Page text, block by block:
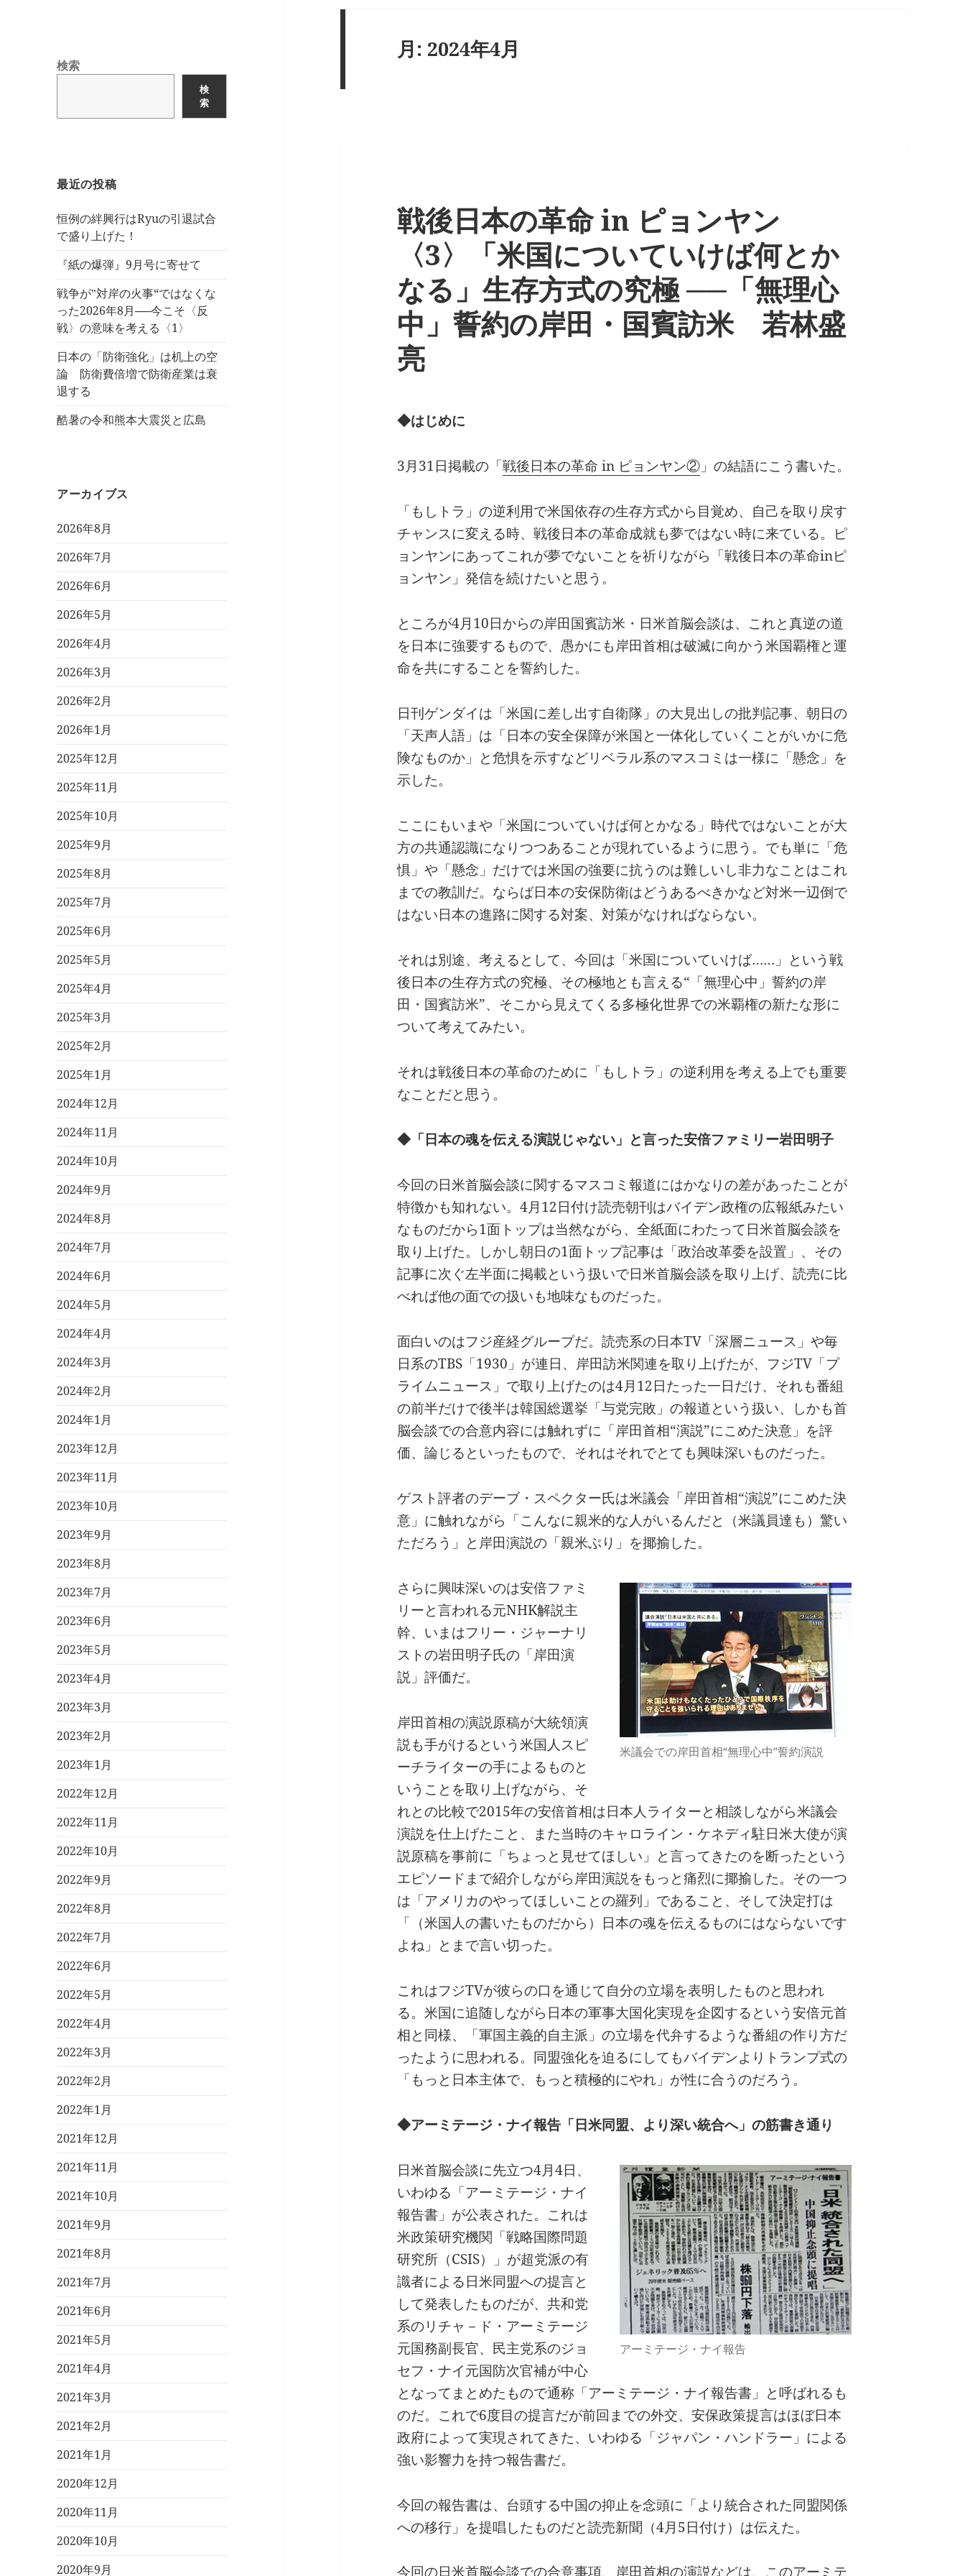
検索
検
索
最近の投稿
恒例の絆興行はRyuの引退試合
で盛り上げた！
『紙の爆弾』9月号に寄せて
戦争が‟対岸の火事“ではなくな
った2026年8月──今こそ〈反
戦〉の意味を考える〈1〉
日本の「防衛強化」は机上の空
論 防衛費倍増で防衛産業は衰
退する
酷暑の令和熊本大震災と広島
アーカイブス
2026年8月
2026年7月
2026年6月
2026年5月
2026年4月
2026年3月
2026年2月
2026年1月
2025年12月
2025年11月
2025年10月
2025年9月
2025年8月
2025年7月
2025年6月
2025年5月
2025年4月
2025年3月
2025年2月
2025年1月
2024年12月
2024年11月
2024年10月
2024年9月
2024年8月
2024年7月
2024年6月
2024年5月
2024年4月
2024年3月
2024年2月
2024年1月
2023年12月
2023年11月
2023年10月
2023年9月
2023年8月
2023年7月
2023年6月
2023年5月
2023年4月
2023年3月
2023年2月
2023年1月
2022年12月
2022年11月
2022年10月
2022年9月
2022年8月
2022年7月
2022年6月
2022年5月
2022年4月
2022年3月
2022年2月
2022年1月
2021年12月
2021年11月
2021年10月
2021年9月
2021年8月
2021年7月
2021年6月
2021年5月
2021年4月
2021年3月
2021年2月
2021年1月
2020年12月
2020年11月
2020年10月
2020年9月
月: 2024年4月
戦後日本の革命 in ピョンヤン
〈3〉「米国についていけば何とか
なる」生存方式の究極 ──「無理心
中」誓約の岸田・国賓訪米 若林盛
亮
◆はじめに
3月31日掲載の「戦後日本の革命 in ピョンヤン② 」の結語にこう書いた。
「もしトラ」の逆利用で米国依存の生存方式から目覚め、自己を取り戻す
チャンスに変える時、戦後日本の革命成就も夢ではない時に来ている。ピ
ョンヤンにあってこれが夢でないことを祈りながら「戦後日本の革命inピ
ョンヤン」発信を続けたいと思う。
ところが4月10日からの岸田国賓訪米・日米首脳会談は、これと真逆の道
を日本に強要するもので、愚かにも岸田首相は破滅に向かう米国覇権と運
命を共にすることを誓約した。
日刊ゲンダイは「米国に差し出す自衛隊」の大見出しの批判記事、朝日の
「天声人語」は「日本の安全保障が米国と一体化していくことがいかに危
険なものか」と危惧を示すなどリベラル系のマスコミは一様に「懸念」を
示した。
ここにもいまや「米国についていけば何とかなる」時代ではないことが大
方の共通認識になりつつあることが現れているように思う。でも単に「危
惧」や「懸念」だけでは米国の強要に抗うのは難しいし非力なことはこれ
までの教訓だ。ならば日本の安保防衛はどうあるべきかなど対米一辺倒で
はない日本の進路に関する対案、対策がなければならない。
それは別途、考えるとして、今回は「米国についていけば……」という戦
後日本の生存方式の究極、その極地とも言える“「無理心中」誓約の岸
田・国賓訪米”、そこから見えてくる多極化世界での米覇権の新たな形に
ついて考えてみたい。
それは戦後日本の革命のために「もしトラ」の逆利用を考える上でも重要
なことだと思う。
◆「日本の魂を伝える演説じゃない」と言った安倍ファミリー岩田明子
今回の日米首脳会談に関するマスコミ報道にはかなりの差があったことが
特徴かも知れない。4月12日付け読売朝刊はバイデン政権の広報紙みたい
なものだから1面トップは当然ながら、全紙面にわたって日米首脳会談を
取り上げた。しかし朝日の1面トップ記事は「政治改革委を設置」、その
記事に次ぐ左半面に掲載という扱いで日米首脳会談を取り上げ、読売に比
べれば他の面での扱いも地味なものだった。
面白いのはフジ産経グループだ。読売系の日本TV「深層ニュース」や毎
日系のTBS「1930」が連日、岸田訪米関連を取り上げたが、フジTV「プ
ライムニュース」で取り上げたのは4月12日たった一日だけ、それも番組
の前半だけで後半は韓国総選挙「与党完敗」の報道という扱い、しかも首
脳会談での合意内容には触れずに「岸田首相“演説”にこめた決意」を評
価、論じるといったもので、それはそれでとても興味深いものだった。
ゲスト評者のデーブ・スペクター氏は米議会「岸田首相“演説”にこめた決
意」に触れながら「こんなに親米的な人がいるんだと（米議員達も）驚い
ただろう」と岸田演説の「親米ぶり」を揶揄した。
米議会での岸田首相“無理心中”誓約演説
さらに興味深いのは安倍ファミ
リーと言われる元NHK解説主
幹、いまはフリー・ジャーナリ
ストの岩田明子氏の「岸田演
説」評価だ。
岸田首相の演説原稿が大統領演
説も手がけるという米国人スピ
ーチライターの手によるものと
いうことを取り上げながら、そ
れとの比較で2015年の安倍首相は日本人ライターと相談しながら米議会
演説を仕上げたこと、また当時のキャロライン・ケネディ駐日米大使が演
説原稿を事前に「ちょっと見せてほしい」と言ってきたのを断ったという
エピソードまで紹介しながら岸田演説をもっと痛烈に揶揄した。その一つ
は「アメリカのやってほしいことの羅列」であること、そして決定打は
「（米国人の書いたものだから）日本の魂を伝えるものにはならないです
よね」とまで言い切った。
これはフジTVが彼らの口を通じて自分の立場を表明したものと思われ
る。米国に追随しながら日本の軍事大国化実現を企図するという安倍元首
相と同様、「軍国主義的自主派」の立場を代弁するような番組の作り方だ
ったように思われる。同盟強化を迫るにしてもバイデンよりトランプ式の
「もっと日本主体で、もっと積極的にやれ」が性に合うのだろう。
◆アーミテージ・ナイ報告「日米同盟、より深い統合へ」の筋書き通り
アーミテージ・ナイ報告
日米首脳会談に先立つ4月4日、
いわゆる「アーミテージ・ナイ
報告書」が公表された。これは
米政策研究機関「戦略国際問題
研究所（CSIS）」が超党派の有
識者による日米同盟への提言と
して発表したものだが、共和党
系のリチャ－ド・アーミテージ
元国務副長官、民主党系のジョ
セフ・ナイ元国防次官補が中心
となってまとめたもので通称「アーミテージ・ナイ報告書」と呼ばれるも
のだ。これで6度目の提言だが前回までの外交、安保政策提言はほぼ日本
政府によって実現されてきた、いわゆる「ジャパン・ハンドラー」による
強い影響力を持つ報告書だ。
今回の報告書は、台頭する中国の抑止を念頭に「より統合された同盟関係
への移行」を提唱したものだと読売新聞（4月5日付け）は伝えた。
今回の日米首脳会談での合意事項、岸田首相の演説などは、このアーミテ